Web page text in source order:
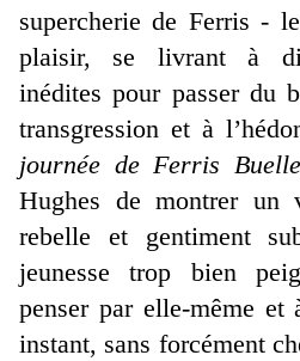
supercherie de Ferris -
plaisir, se livrant à
inédites pour passer du
transgression et à
journée de Ferris
Hughes de montrer un
rebelle et gentiment
jeunesse trop bien
penser par elle-même et
instant, sans forcément